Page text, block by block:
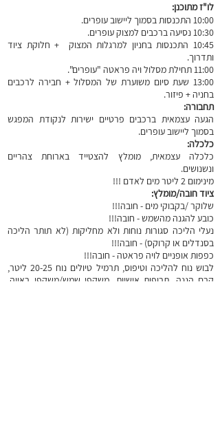
לו"ז מתוכנן:
10:00 התכנסות בסמוך ליישוב עופרים.
10:30 נסיעה ברכבים למצוק עופרים.
10:45 התכנסות בחניון למרגלות המצוק + חלוקת ציוד
ותדרוך.
11:00 תחילת מסלול ויה פראטה "עופרים".
13:00 שעת סיום משוערת של המסלול + חבירה לרכבים
בחניה + פיזור.
תחבורה:
הגעה עצמאית ברכבים פרטיים ישירות לנקודת המפגש
בסמוך ליישוב עופרים.
כלכלה:
כלכלה עצמאית, מומלץ להצטייד בארוחת צהריים
ונשנושים.
מינימום 2 ליטר מים לאדם !!!
ציוד חובה/מומלץ:
שלוקר /בקבוקי מים - חובה!!!
כובע להגנה מהשמש - חובה!!!
נעלי הליכה סגורות נוחות ולא מחליקות (לא תותר הליכה
בסנדלים או קרוקס) - חובה!!!
כפפות אופניים לויה פראטה - חובה!!!
לבוש נוח להליכה וטיפוס, תרמיל טיולים נוח 20-25 ליטר,
קרם הגנה, תרופות אישיות, משקפי שמש/משקפי ראייה,